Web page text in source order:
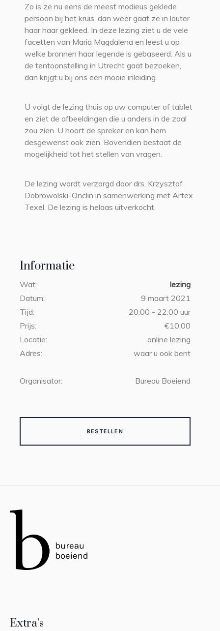
Informatie
Wat:
lezing
Datum:
9 maart 2021
Tijd:
20:00 - 22:00 uur
Prijs:
€10,00
Locatie:
online lezing
Adres:
waar u ook bent
Organisator: Bureau Boeiend
BESTELLEN
Zo is ze nu eens de meest modieus geklede
persoon bij het kruis, dan weer gaat ze in louter
haar haar gekleed. In deze lezing ziet u de vele
facetten van Maria Magdalena en leest u op
welke bronnen haar legende is gebaseerd. Als u
de tentoonstelling in Utrecht gaat bezoeken,
dan krijgt u bij ons een mooie inleiding.
U volgt de lezing thuis op uw computer of tablet
en ziet de afbeeldingen die u anders in de zaal
zou zien. U hoort de spreker en kan hem
desgewenst ook zien. Bovendien bestaat de
mogelijkheid tot het stellen van vragen.
De lezing wordt verzorgd door drs. Krzysztof
Dobrowolski-Onclin in samenwerking met Artex
Texel. De lezing is helaas uitverkocht.
Extra’s